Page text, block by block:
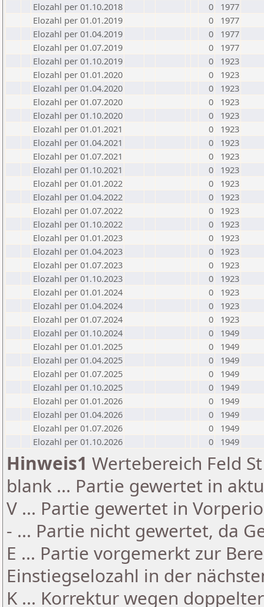
Elozahl per 01.10.2018
0
1977
Elozahl per 01.01.2019
0
1977
Elozahl per 01.04.2019
0
1977
Elozahl per 01.07.2019
0
1977
Elozahl per 01.10.2019
0
1923
Elozahl per 01.01.2020
0
1923
Elozahl per 01.04.2020
0
1923
Elozahl per 01.07.2020
0
1923
Elozahl per 01.10.2020
0
1923
Elozahl per 01.01.2021
0
1923
Elozahl per 01.04.2021
0
1923
Elozahl per 01.07.2021
0
1923
Elozahl per 01.10.2021
0
1923
Elozahl per 01.01.2022
0
1923
Elozahl per 01.04.2022
0
1923
Elozahl per 01.07.2022
0
1923
Elozahl per 01.10.2022
0
1923
Elozahl per 01.01.2023
0
1923
Elozahl per 01.04.2023
0
1923
Elozahl per 01.07.2023
0
1923
Elozahl per 01.10.2023
0
1923
Elozahl per 01.01.2024
0
1923
Elozahl per 01.04.2024
0
1923
Elozahl per 01.07.2024
0
1923
Elozahl per 01.10.2024
0
1949
Elozahl per 01.01.2025
0
1949
Elozahl per 01.04.2025
0
1949
Elozahl per 01.07.2025
0
1949
Elozahl per 01.10.2025
0
1949
Elozahl per 01.01.2026
0
1949
Elozahl per 01.04.2026
0
1949
Elozahl per 01.07.2026
0
1949
Elozahl per 01.10.2026
0 1949
Hinweis1 Wertebereich Feld
blank ... Partie gewertet in
V ... Partie gewertet in
- ... Partie nicht gewertet, da
E ... Partie vorgemerkt zur
Einstiegselozahl in der
K ... Korrektur wegen